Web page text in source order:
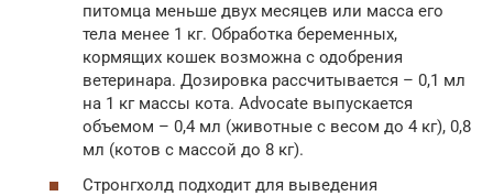
питомца меньше двух месяцев или масса его
тела менее 1 кг. Обработка беременных,
кормящих кошек возможна с одобрения
ветеринара. Дозировка рассчитывается – 0,1 мл
на 1 кг массы кота. Advocate выпускается
объемом – 0,4 мл (животные с весом до 4 кг), 0,8
мл (котов с массой до 8 кг).
Стронгхолд подходит для выведения